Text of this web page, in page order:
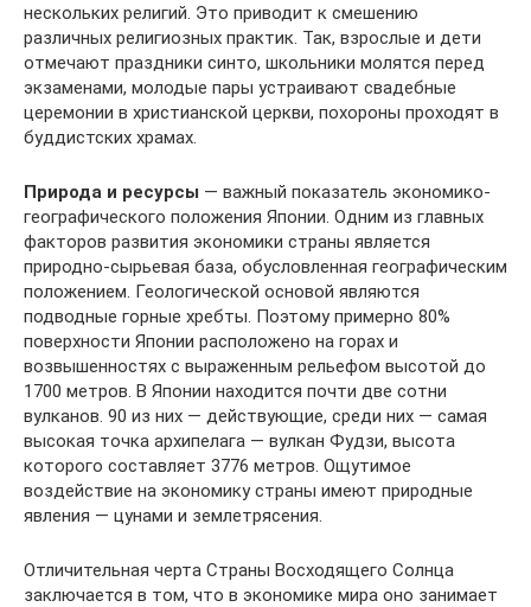
нескольких религий. Это приводит к смешению
различных религиозных практик. Так, взрослые и дети
отмечают праздники синто, школьники молятся перед
экзаменами, молодые пары устраивают свадебные
церемонии в христианской церкви, похороны проходят в
буддистских храмах.
Природа и ресурсы — важный показатель экономико-
географического положения Японии. Одним из главных
факторов развития экономики страны является
природно-сырьевая база, обусловленная географическим
положением. Геологической основой являются
подводные горные хребты. Поэтому примерно 80%
поверхности Японии расположено на горах и
возвышенностях с выраженным рельефом высотой до
1700 метров. В Японии находится почти две сотни
вулканов. 90 из них — действующие, среди них — самая
высокая точка архипелага — вулкан Фудзи, высота
которого составляет 3776 метров. Ощутимое
воздействие на экономику страны имеют природные
явления — цунами и землетрясения.
Отличительная черта Страны Восходящего Солнца
заключается в том, что в экономике мира оно занимает